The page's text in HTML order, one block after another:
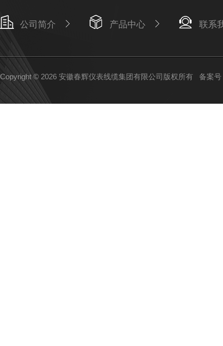
公司简介 产品中心 联系
Copyright © 2026 安徽春辉仪表线缆集团有限公司版权所有 备案号